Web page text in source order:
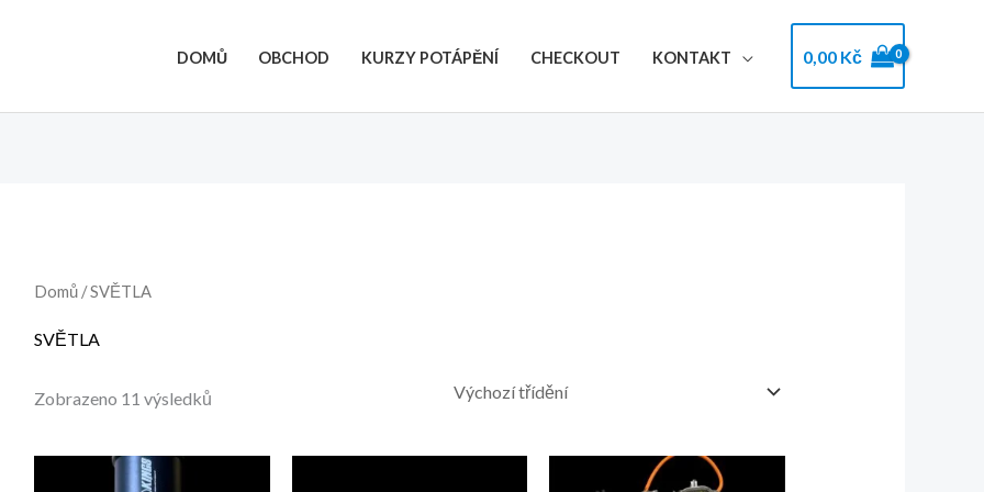
DOMŮ OBCHOD KURZY POTÁPĚNÍ CHECKOUT KONTAKT 0,00 Kč
Domů/ SVĚTLA
SVĚTLA
Zobrazeno 11 výsledků